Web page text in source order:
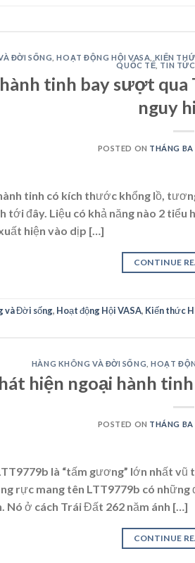
ĐỜI SỐNG ,HOẠT ĐỘNG HỘI VASA KIẾN
QUỐC TẾ TIN TỨC
tinh bay sượt qua
nguy
POSTED ON THÁNG BA
tinh có kích thước khổng lồ,
tới đây. Liệu có khả năng nào 2
hiện vào dịp […]
CONTINUE
và Đời sống, Hoạt động Hội VASA, Kiến thức
HÀNG KHÔNG VÀ ĐỜI SỐNG ,HOẠT
hiện ngoại hành
POSTED ON THÁNG BA
là “tấm gương” lớn nhất
rực mang tên LTT9779b có
Nó ở cách Trái Đất 262 năm ánh […]
CONTINUE